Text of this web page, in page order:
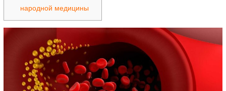
народной медицины